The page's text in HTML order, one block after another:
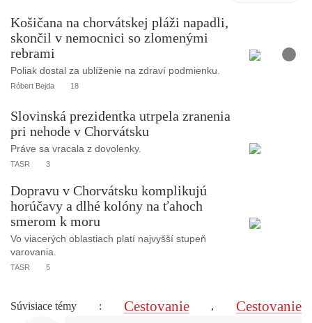
o
t
Košičana na chorvátskej pláži napadli,
skončil v nemocnici so zlomenými
rebrami
Poliak dostal za ublíženie na zdraví podmienku.
Róbert Bejda 18
Slovinská prezidentka utrpela zranenia
pri nehode v Chorvátsku
Práve sa vracala z dovolenky.
TASR 3
Dopravu v Chorvátsku komplikujú
horúčavy a dlhé kolóny na ťahoch
smerom k moru
Vo viacerých oblastiach platí najvyšší stupeň
varovania.
TASR 5
Súvisiace témy : Cestovanie , Cestovanie